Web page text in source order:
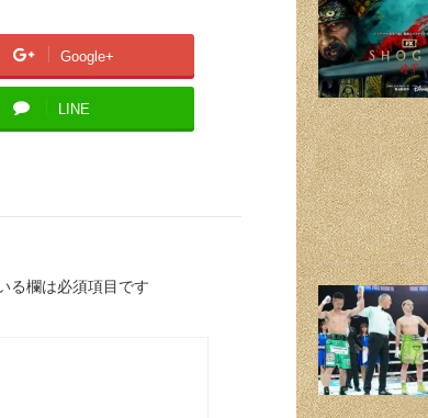
Google+
LINE
る欄は必須項目です